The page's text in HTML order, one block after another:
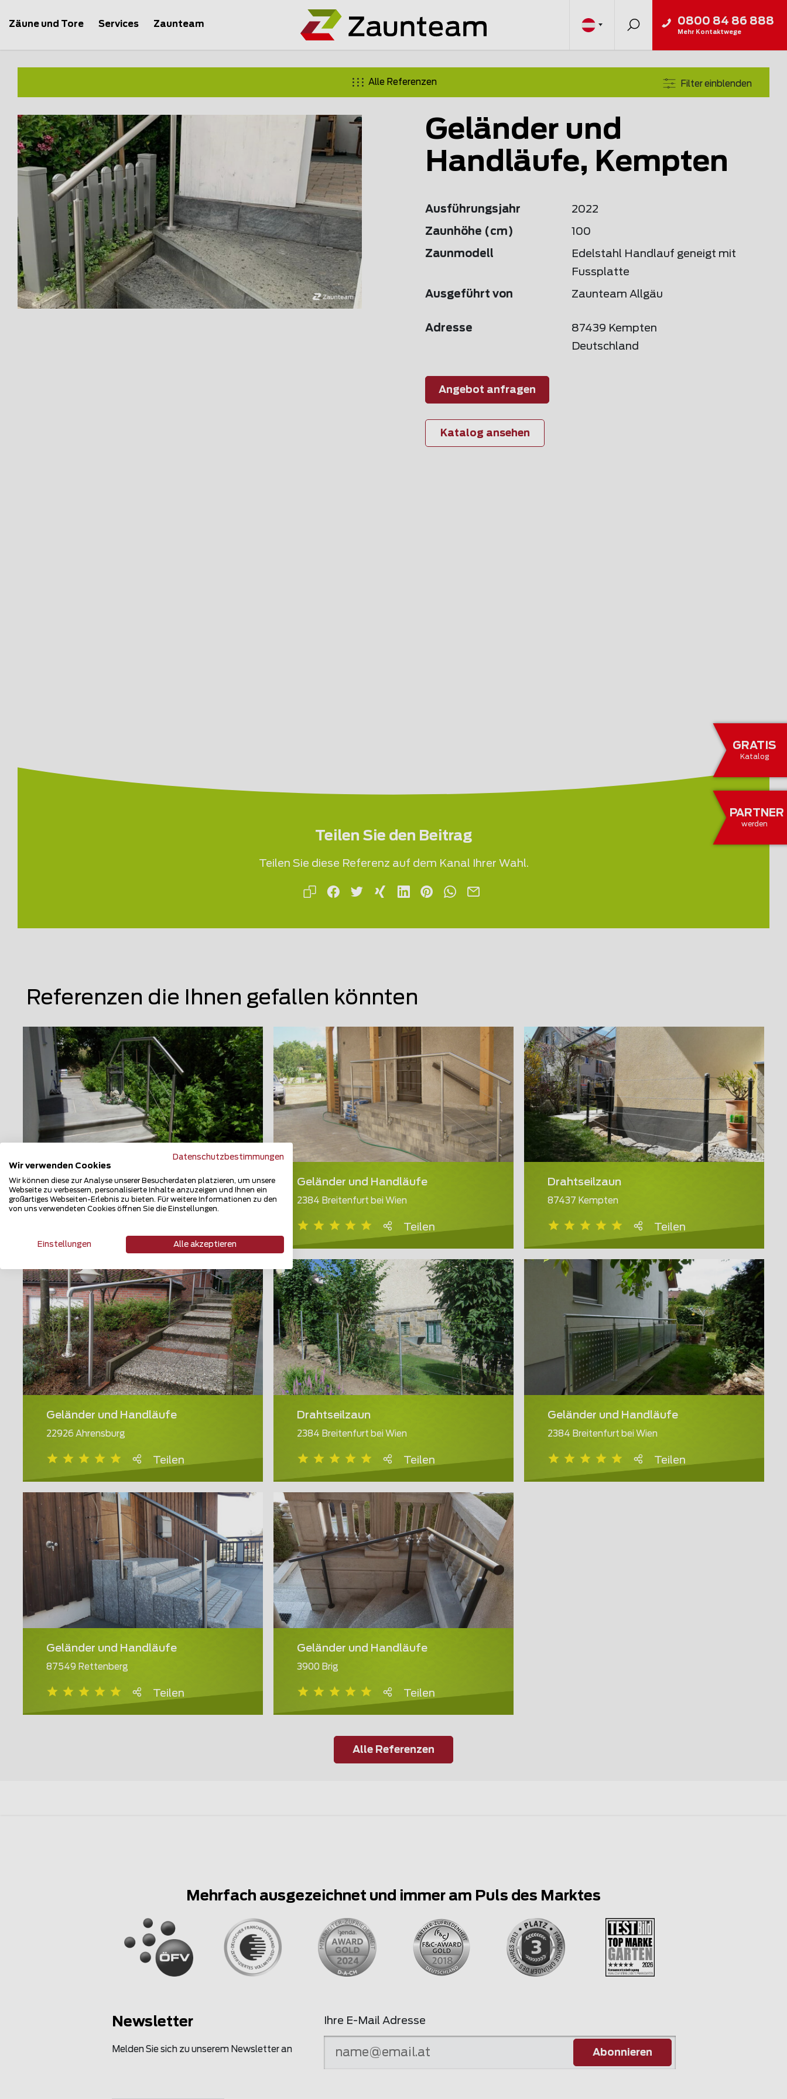
GRATIS
Katalog
PARTNER
werden
Zäune und Tore Services Zaunteam 0800 84 86 888
Mehr Kontaktwege
Alle Referenzen Filter einblenden
Geländer und
Handläufe, Kempten
Ausführungsjahr 2022
Zaunhöhe (cm) 100
Zaunmodell
Edelstahl Handlauf geneigt mit
Fussplatte
Ausgeführt von Zaunteam Allgäu
Adresse
87439 Kempten
Deutschland
Angebot anfragen
Katalog ansehen
Teilen Sie den Beitrag
Teilen Sie diese Referenz auf dem Kanal Ihrer Wahl.
Referenzen die Ihnen gefallen könnten
Geländer und Handläufe
2384 Breitenfurt bei Wien
Geländer und Handläufe
2384 Breitenfurt bei Wien
Teilen
Drahtseilzaun
87437 Kempten
Teilen
Geländer und Handläufe
22926 Ahrensburg
Teilen
Drahtseilzaun
2384 Breitenfurt bei Wien
Teilen
Geländer und Handläufe
2384 Breitenfurt bei Wien
Teilen
Geländer und Handläufe
87549 Rettenberg
Teilen
Geländer und Handläufe
3900 Brig
Teilen
Alle Referenzen
Mehrfach ausgezeichnet und immer am Puls des Marktes
Newsletter
Melden Sie sich zu unserem Newsletter an
Ihre E-Mail Adresse
Abonnieren
Datenschutzbestimmungen
Wir verwenden Cookies
Wir können diese zur Analyse unserer Besucherdaten platzieren, um unsere
Webseite zu verbessern, personalisierte Inhalte anzuzeigen und Ihnen ein
großartiges Webseiten-Erlebnis zu bieten. Für weitere Informationen zu den
von uns verwendeten Cookies öffnen Sie die Einstellungen.
Einstellungen Alle akzeptieren